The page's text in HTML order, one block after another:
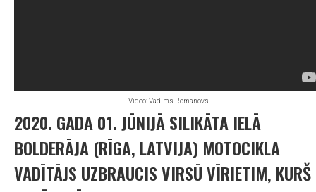
Video: Vadims Romanovs
2020. GADA 01. JŪNIJĀ SILIKĀTA IELĀ
BOLDERĀJA (RĪGA, LATVIJA) MOTOCIKLA
VADĪTĀJS UZBRAUCIS VIRSŪ VĪRIETIM, KURŠ